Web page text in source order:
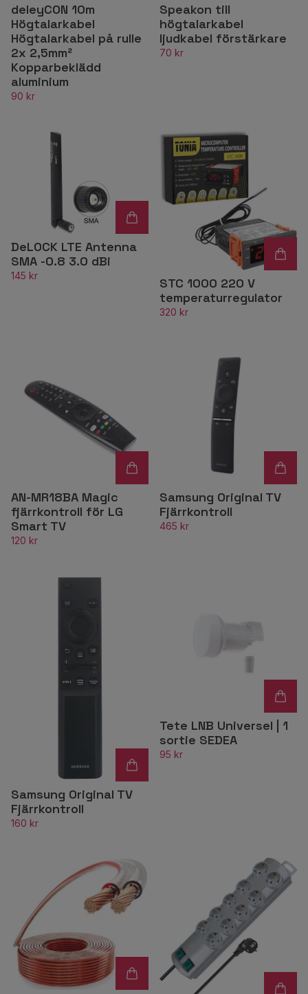
deleyCON 10m
Högtalarkabel
Högtalarkabel på rulle
2x 2,5mm²
Kopparbeklädd
aluminium
90 kr
Speakon till
högtalarkabel
ljudkabel förstärkare
70 kr
DeLOCK LTE Antenna
SMA -0.8 3.0 dBi
145 kr
STC 1000 220 V
temperaturregulator
320 kr
AN-MR18BA Magic
fjärrkontroll för LG
Smart TV
120 kr
Samsung Original TV
Fjärrkontroll
465 kr
Samsung Original TV
Fjärrkontroll
160 kr
Tete LNB Universel | 1
sortie SEDEA
95 kr